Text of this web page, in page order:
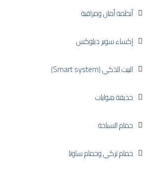
أنظمة أمان ومراقبة
إكساء سوبر ديلوكس
البيت الذكي (Smart system)
حديقة هوايات
حمام السباحة
حمام تركي وحمام ساونا